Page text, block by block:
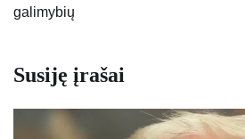
galimybių
Susiję įrašai